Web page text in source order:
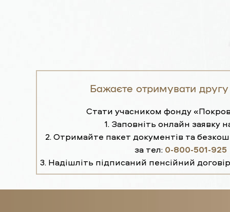
Бажаєте отримувати
Стати учасником фонду
1. Заповніть онлайн заявку
2. Отримайте пакет документів та
за тел: 0-800-501-925
3. Надішліть підписаний пенсійний